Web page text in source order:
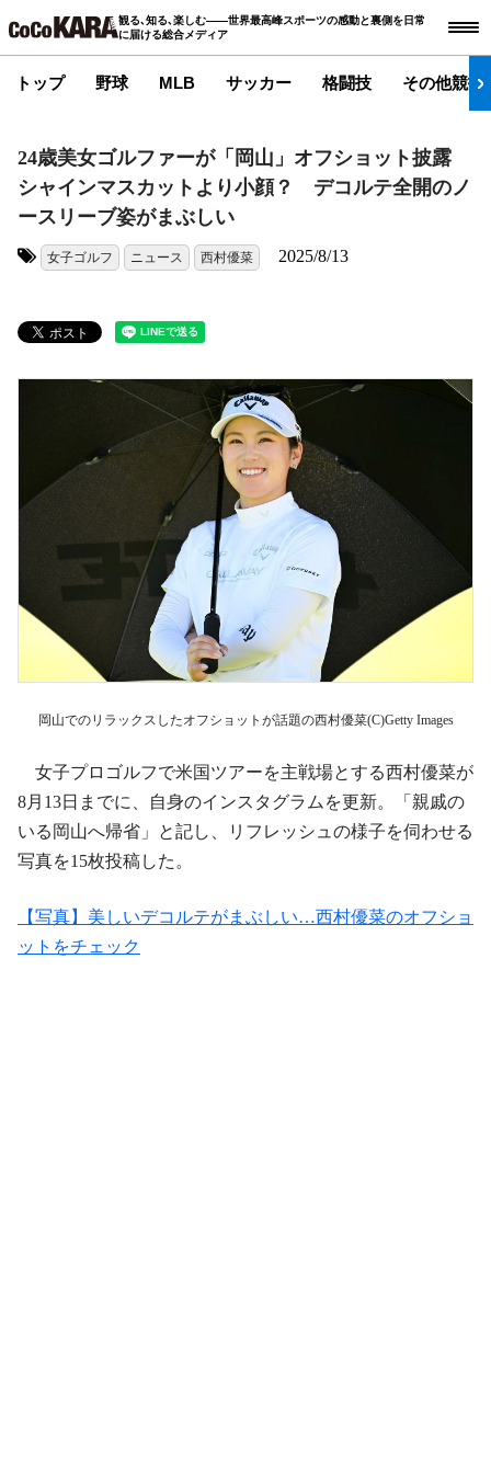
観る､知る､楽しむ――世界最高峰スポーツの感動と裏側を日常
に届ける総合メディア
トップ 野球 MLB サッカー 格闘技 その他競技
24歳美女ゴルファーが「岡山」オフショット披露
シャインマスカットより小顔？ デコルテ全開のノ
ースリーブ姿がまぶしい
女子ゴルフ ニュース 西村優菜 2025/8/13
岡山でのリラックスしたオフショットが話題の西村優菜(C)Getty Images
女子プロゴルフで米国ツアーを主戦場とする西村優菜が
8月13日までに、自身のインスタグラムを更新。「親戚の
いる岡山へ帰省」と記し、リフレッシュの様子を伺わせる
写真を15枚投稿した。
【写真】美しいデコルテがまぶしい…西村優菜のオフショ
ットをチェック